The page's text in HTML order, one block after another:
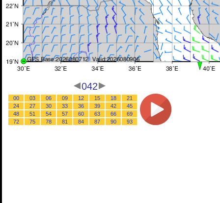
042
00 03 06 09 12 15 18
21
24
27 30 33 36 39 42
45
48
51 54 57 60 63 66
69
72
75 78 81 84 87 90 93